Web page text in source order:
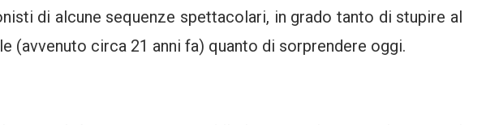
di alcune sequenze spettacolari, in grado tanto di stupire al
(avvenuto circa 21 anni fa) quanto di sorprendere oggi.